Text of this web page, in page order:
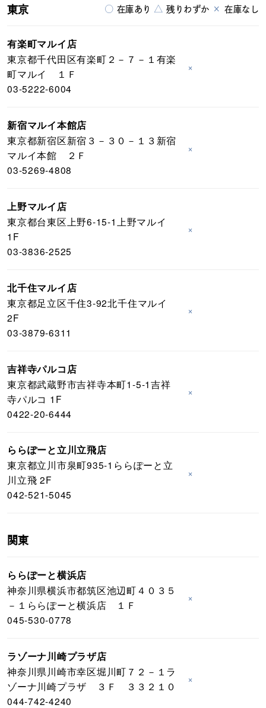
○ 在庫あり △ 残りわずか × 在庫なし
東京
有楽町マルイ店
東京都千代田区有楽町２－７－１有楽
町マルイ １Ｆ
03-5222-6004
×
新宿マルイ本館店
東京都新宿区新宿３－３０－１３新宿
マルイ本館 ２Ｆ
03-5269-4808
×
上野マルイ店
東京都台東区上野6-15-1上野マルイ
1F
03-3836-2525
×
北千住マルイ店
東京都足立区千住3-92北千住マルイ
2F
03-3879-6311
×
吉祥寺パルコ店
東京都武蔵野市吉祥寺本町1-5-1吉祥
寺パルコ 1F
0422-20-6444
×
ららぽーと立川立飛店
東京都立川市泉町935-1ららぽーと立
川立飛 2F
042-521-5045
×
関東
ららぽーと横浜店
神奈川県横浜市都筑区池辺町４０３５
－１ららぽーと横浜店 １Ｆ
045-530-0778
×
ラゾーナ川崎プラザ店
神奈川県川崎市幸区堀川町７２－１ラ
ゾーナ川崎プラザ ３Ｆ ３３２１０
044-742-4240
×